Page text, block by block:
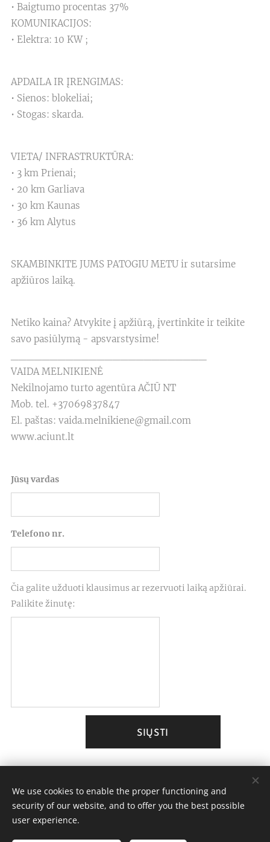
• Baigtumo procentas 37%
KOMUNIKACIJOS:
• Elektra: 10 KW ;
APDAILA IR ĮRENGIMAS:
• Sienos: blokeliai;
• Stogas: skarda.
VIETA/ INFRASTRUKTŪRA:
• 3 km Prienai;
• 20 km Garliava
• 30 km Kaunas
• 36 km Alytus
SKAMBINKITE JUMS PATOGIU METU ir sutarsime
apžiūros laiką.
Netiko kaina? Atvykite į apžiūrą, įvertinkite ir teikite
savo pasiūlymą - apsvarstysime!
VAIDA MELNIKIENĖ
Nekilnojamo turto agentūra AČIŪ NT
Mob. tel. +37069837847
El. paštas: vaida.melnikiene@gmail.com
www.aciunt.lt
Jūsų vardas
Telefono nr.
Čia galite užduoti klausimus ar rezervuoti laiką apžiūrai.
Palikite žinutę:
SIŲSTI
We use cookies to enable the proper functioning and
security of our website, and to offer you the best possible
user experience.